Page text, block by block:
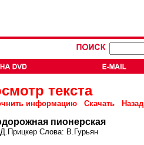
текста
информацию Скачать Назад
пионерская
Слова: В.Гурьян